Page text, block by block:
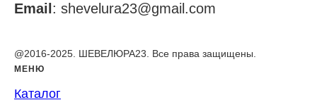
Email : shevelura23@gmail.com
@2016-2025. ШЕВЕЛЮРА23. Все права защищены.
МЕНЮ
Каталог